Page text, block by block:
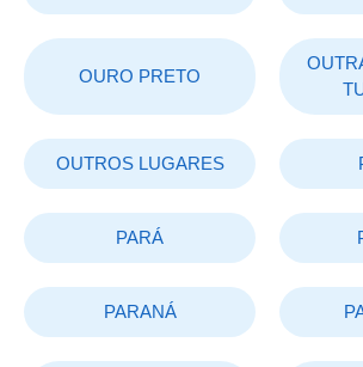
OURO PRETO
OUTROS LUGARES
PARÁ
PARANÁ